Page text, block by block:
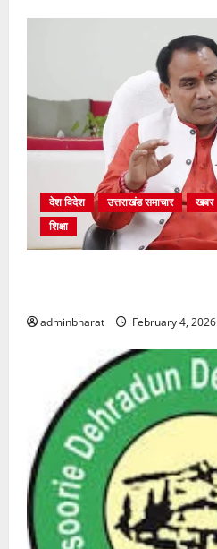
देश विदेश उत्तराखंड समाचार खबर
शिक्षा
adminbharat February 4, 2026